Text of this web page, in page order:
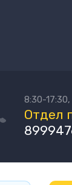
8:30-
Отдел